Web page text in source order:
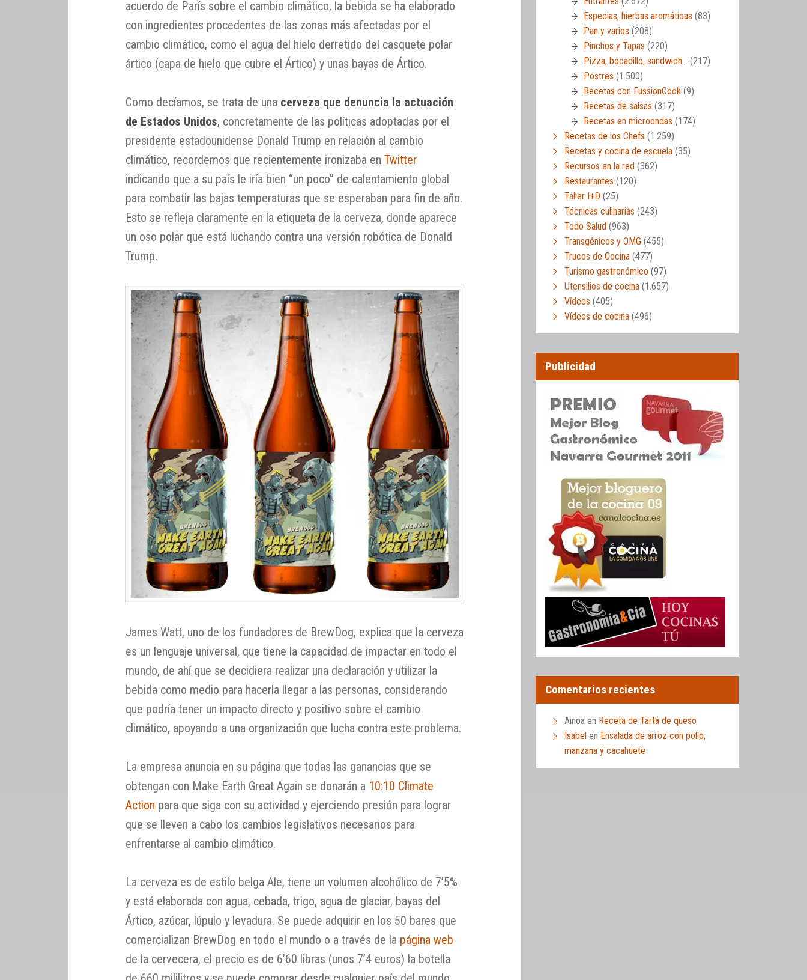
acuerdo de París sobre el cambio climático, la bebida se ha elaborado
con ingredientes procedentes de las zonas más afectadas por el
cambio climático, como el agua del hielo derretido del casquete polar
ártico (capa de hielo que cubre el Ártico) y unas bayas de Ártico.
Como decíamos, se trata de una cerveza que denuncia la actuación
de Estados Unidos, concretamente de las políticas adoptadas por el
presidente estadounidense Donald Trump en relación al cambio
climático, recordemos que recientemente ironizaba enTwitter
indicando que a su país le iría bien “un poco” de calentamiento global
para combatir las bajas temperaturas que se esperaban para fin de año.
Esto se refleja claramente en la etiqueta de la cerveza, donde aparece
un oso polar que está luchando contra una versión robótica de Donald
Trump.
James Watt, uno de los fundadores de BrewDog, explica que la cerveza
es un lenguaje universal, que tiene la capacidad de impactar en todo el
mundo, de ahí que se decidiera realizar una declaración y utilizar la
bebida como medio para hacerla llegar a las personas, considerando
que podría tener un impacto directo y positivo sobre el cambio
climático, apoyando a una organización que lucha contra este problema.
La empresa anuncia en su página que todas las ganancias que se
obtengan con Make Earth Great Again se donarán a 10:10 Climate
Action para que siga con su actividad y ejerciendo presión para lograr
que se lleven a cabo los cambios legislativos necesarios para
enfrentarse al cambio climático.
La cerveza es de estilo belga Ale, tiene un volumen alcohólico de 7’5%
y está elaborada con agua, cebada, trigo, agua de glaciar, bayas del
Ártico, azúcar, lúpulo y levadura. Se puede adquirir en los 50 bares que
comercializan BrewDog en todo el mundo o a través de la página web
de la cervecera, el precio es de 6’60 libras (unos 7’4 euros) la botella
Especias, hierbas aromáticas (83)
Pan y varios (208)
Pinchos y Tapas (220)
Pizza, bocadillo, sandwich… (217)
Postres (1.500)
Recetas con FussionCook (9)
Recetas de salsas (317)
Recetas en microondas (174)
Recetas de los Chefs (1.259)
Recetas y cocina de escuela (35)
Recursos en la red (362)
Restaurantes (120)
Taller I+D (25)
Técnicas culinarias (243)
Todo Salud (963)
Transgénicos y OMG (455)
Trucos de Cocina (477)
Turismo gastronómico (97)
Utensilios de cocina (1.657)
Vídeos (405)
Vídeos de cocina (496)
Publicidad
Comentarios recientes
Ainoa en Receta de Tarta de queso
Isabel en Ensalada de arroz con pollo,
manzana y cacahuete